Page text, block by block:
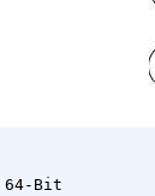
64-Bit